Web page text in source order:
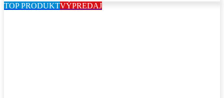
500,60 €
TOP PRODUKTVÝPREDAJ